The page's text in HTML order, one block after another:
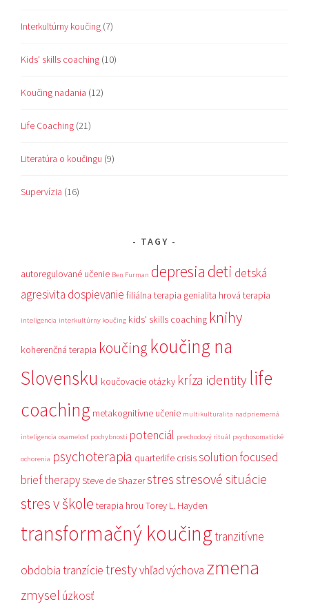
Interkultúrny koučing (7)
Kids' skills coaching (10)
Koučing nadania (12)
Life Coaching (21)
Literatúra o koučingu (9)
Supervízia (16)
TAGY
autoregulované učenie Ben Furman depresiadeti detská
agresivita dospievanie filiálna terapia genialita hrová terapia
inteligencia interkultúrny koučing kids' skills coaching knihy
koherenčná terapia koučing koučing na
Slovensku koučovacie otázky kríza identity life
coaching metakognitívne učenie multikulturalita nadpriemerná
inteligencia osamelosť pochybnosti potenciál prechodový rituál psychosomatické
ochorenia psychoterapia quarterlife crisissolution focused
brief therapySteve de Shazerstresstresové situácie
stres v škole terapia hrou Torey L. Hayden
transformačný koučingtranzitívne
obdobiatranzícietrestyvhľadvýchova zmena
zmysel úzkosť